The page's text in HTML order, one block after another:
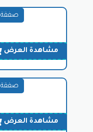
صفقة
مشاهدة العرض
صفقة
مشاهدة العرض